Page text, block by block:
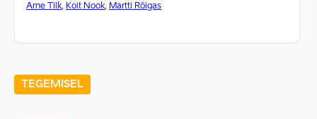
Arne Tilk, Koit Nook, Martti Rõigas
TEGEMISEL